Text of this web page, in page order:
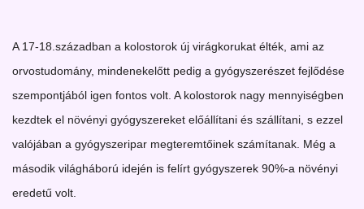
A 17-18.században a kolostorok új virágkorukat élték, ami az
orvostudomány, mindenekelőtt pedig a gyógyszerészet fejlődése
szempontjából igen fontos volt. A kolostorok nagy mennyiségben
kezdtek el növényi gyógyszereket előállítani és szállítani, s ezzel
valójában a gyógyszeripar megteremtőinek számítanak. Még a
második világháború idején is felírt gyógyszerek 90%-a növényi
eredetű volt.